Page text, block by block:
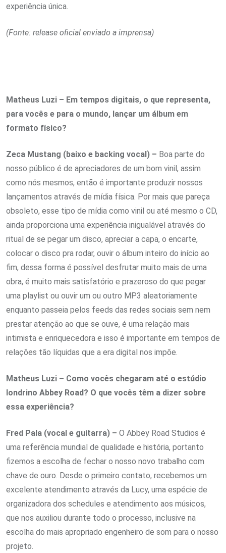
experiência única.
(Fonte: release oficial enviado a imprensa)
Matheus Luzi – Em tempos digitais, o que representa,
para vocês e para o mundo, lançar um álbum em
formato físico?
Zeca Mustang (baixo e backing vocal) – Boa parte do
nosso público é de apreciadores de um bom vinil, assim
como nós mesmos, então é importante produzir nossos
lançamentos através de mídia física. Por mais que pareça
obsoleto, esse tipo de mídia como vinil ou até mesmo o CD,
ainda proporciona uma experiência inigualável através do
ritual de se pegar um disco, apreciar a capa, o encarte,
colocar o disco pra rodar, ouvir o álbum inteiro do início ao
fim, dessa forma é possível desfrutar muito mais de uma
obra, é muito mais satisfatório e prazeroso do que pegar
uma playlist ou ouvir um ou outro MP3 aleatoriamente
enquanto passeia pelos feeds das redes sociais sem nem
prestar atenção ao que se ouve, é uma relação mais
intimista e enriquecedora e isso é importante em tempos de
relações tão líquidas que a era digital nos impõe.
Matheus Luzi – Como vocês chegaram até o estúdio
londrino Abbey Road? O que vocês têm a dizer sobre
essa experiência?
Fred Pala (vocal e guitarra) – O Abbey Road Studios é
uma referência mundial de qualidade e história, portanto
fizemos a escolha de fechar o nosso novo trabalho com
chave de ouro. Desde o primeiro contato, recebemos um
excelente atendimento através da Lucy, uma espécie de
organizadora dos schedules e atendimento aos músicos,
que nos auxiliou durante todo o processo, inclusive na
escolha do mais apropriado engenheiro de som para o nosso
projeto.